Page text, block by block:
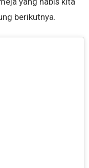
berikutnya.